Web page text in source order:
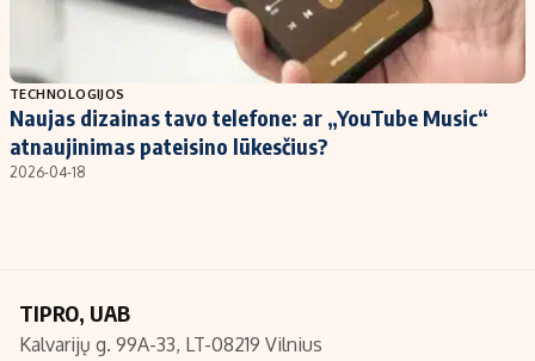
TECHNOLOGIJOS
Naujas dizainas tavo telefone: ar „YouTube Music“
atnaujinimas pateisino lūkesčius?
2026-04-18
TIPRO, UAB
Kalvarijų g. 99A-33, LT-08219 Vilnius